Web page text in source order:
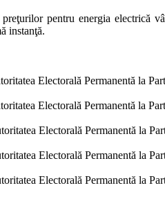
pentru energia electrică
instanţă.
Electorală Permanentă la
Electorală Permanentă la
Electorală Permanentă la
Electorală Permanentă la
Electorală Permanentă la